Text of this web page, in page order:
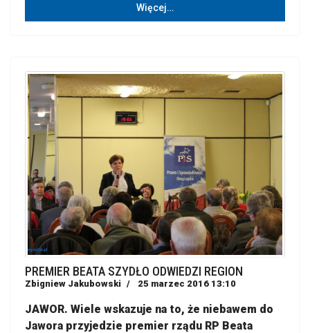
Więcej…
PREMIER BEATA SZYDŁO ODWIEDZI REGION
Zbigniew Jakubowski 25 marzec 2016 13:10
JAWOR. Wiele wskazuje na to, że niebawem do
Jawora przyjedzie premier rządu RP Beata